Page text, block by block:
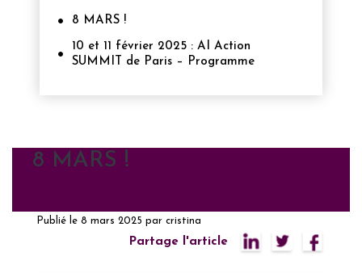
8 MARS !
10 et 11 février 2025 : AI Action
SUMMIT de Paris – Programme
8 MARS !
Publié le 8 mars 2025 par cristina
Partage l'article